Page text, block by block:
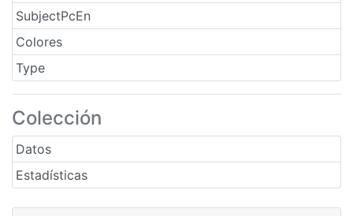
SubjectPcEn
Colores
Type
Colección
Datos
Estadísticas